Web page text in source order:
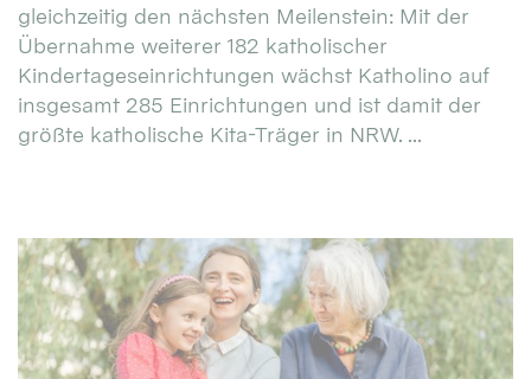
gleichzeitig den nächsten Meilenstein: Mit der
Übernahme weiterer 182 katholischer
Kindertageseinrichtungen wächst Katholino auf
insgesamt 285 Einrichtungen und ist damit der
größte katholische Kita-Träger in NRW. ...